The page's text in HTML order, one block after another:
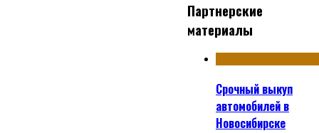
Партнерские
материалы
Срочный выкуп
автомобилей в
Новосибирске